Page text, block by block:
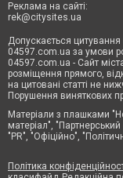
Реклама на сайті:
rek@citysites.ua
Допускається цитування
04597.com.ua за умови
04597.com.ua - Сайт
розміщення прямого,
на цитовані статті не
Порушення виняткових
Матеріали з плашками
матеріал",
"PR", "Офіційно",
Політика